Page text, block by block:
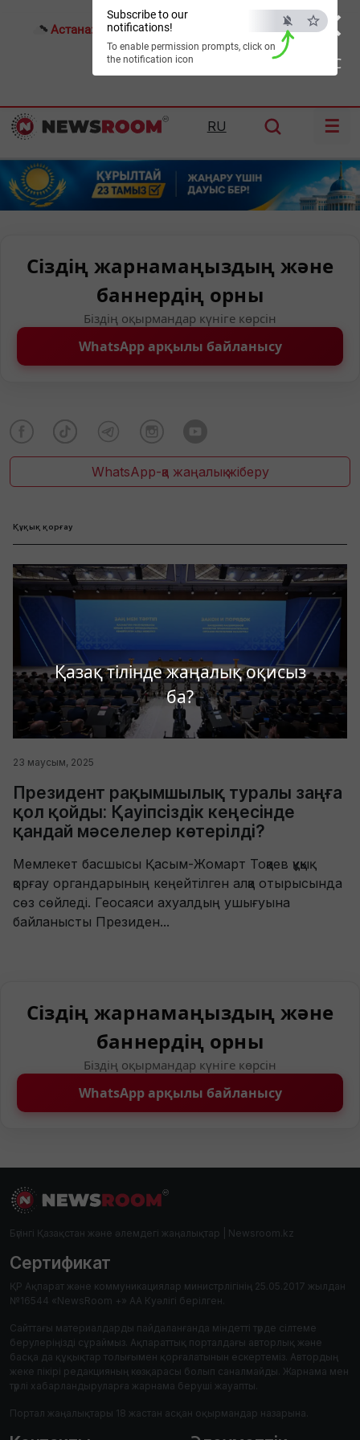
×
ESC
Қазақ тілінде жаңалық оқисыз
ба?
Subscribe to our
notifications!
To enable permission prompts, click on
the notification icon
Астана: 17°C Алматы: Шымкент:21°C
RU ☰
Сіздің жарнамаңыздың және
баннердің орны
Біздің оқырмандар күніге көрсін
WhatsApp арқылы байланысу
WhatsApp-қа жаңалық жіберу
Құқық қорғау
23 маусым, 2025
Президент рақымшылық туралы заңға
қол қойды: Қауіпсіздік кеңесінде
қандай мәселелер көтерілді?
Мемлекет басшысы Қасым-Жомарт Тоқаев құқық
қорғау органдарының кеңейтілген алқа отырысында
сөз сөйледі. Геосаяси ахуалдың ушығуына
байланысты Президен...
Сіздің жарнамаңыздың және
баннердің орны
Біздің оқырмандар күніге көрсін
WhatsApp арқылы байланысу
Бүгінгі Қазақстан және әлемдегі жаңалықтар | Newsroom.kz
Сертификат
ҚР Ақпарат және коммуникациялар министрлігінің 25.05.2017 жылдан
№16544 «NewsRoom +» АА Куәлігі берілген.
Сайттағы материалдарды пайдаланғанда міндетті түрде сілтеме
берулеріңізді сұраймыз. Ақпараттық порталдағы авторлық және
басқа да құқықтар толығымен қорғалатынын ескертеміз. Автордың
жеке пікірі редакцияның көзқарасы болып саналмайды. Жарнама мен
түрлі хабарландыруларға жарнама беруші жауапты.
Портал жаңалықтары 18 жастан асқан оқырмандар назарына.